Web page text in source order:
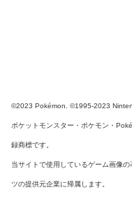
©2023 Pokémon. ©1995-2023
ポケットモンスター・ポケモン・
録商標です。
当サイトで使用しているゲーム画像
ツの提供元企業に帰属します。